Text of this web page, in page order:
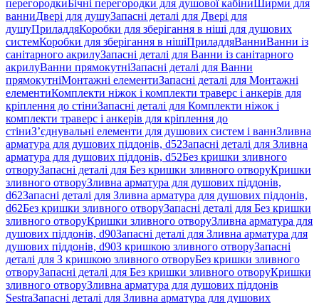
перегородкиБічні перегородки для душової кабіниШирми для
ванниДвері для душуЗапасні деталі для Двері для
душуПриладдяКоробки для зберігання в ніші для душових
системКоробки для зберігання в нішіПриладдяВанниВанни із
санітарного акрилуЗапасні деталі для Ванни із санітарного
акрилуВанни прямокутніЗапасні деталі для Ванни
прямокутніМонтажні елементиЗапасні деталі для Монтажні
елементиКомплекти ніжок і комплекти траверс і анкерів для
кріплення до стіниЗапасні деталі для Комплекти ніжок і
комплекти траверс і анкерів для кріплення до
стіниЗ’єднувальні елементи для душових систем і ваннЗливна
арматура для душових піддонів, d52Запасні деталі для Зливна
арматура для душових піддонів, d52Без кришки зливного
отворуЗапасні деталі для Без кришки зливного отворуКришки
зливного отворуЗливна арматура для душових піддонів,
d62Запасні деталі для Зливна арматура для душових піддонів,
d62Без кришки зливного отворуЗапасні деталі для Без кришки
зливного отворуКришки зливного отворуЗливна арматура для
душових піддонів, d90Запасні деталі для Зливна арматура для
душових піддонів, d90З кришкою зливного отворуЗапасні
деталі для З кришкою зливного отворуБез кришки зливного
отворуЗапасні деталі для Без кришки зливного отворуКришки
зливного отворуЗливна арматура для душових піддонів
SestraЗапасні деталі для Зливна арматура для душових